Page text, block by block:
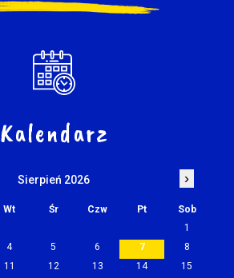
Kalendarz
Sierpień 2026 ›
Wt Śr Czw Pt
Sob
1
4 5 6 7
8
11 12 13 14
15